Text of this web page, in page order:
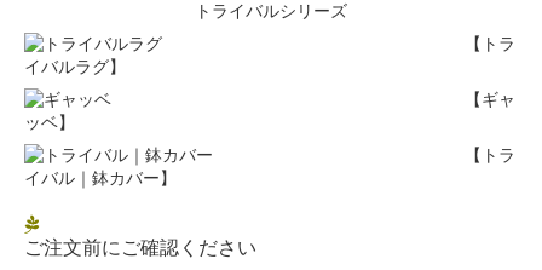
トライバルシリーズ
【トラ
イバルラグ】
【ギャ
ッベ】
【トラ
イバル｜鉢カバー】
ご注文前にご確認ください